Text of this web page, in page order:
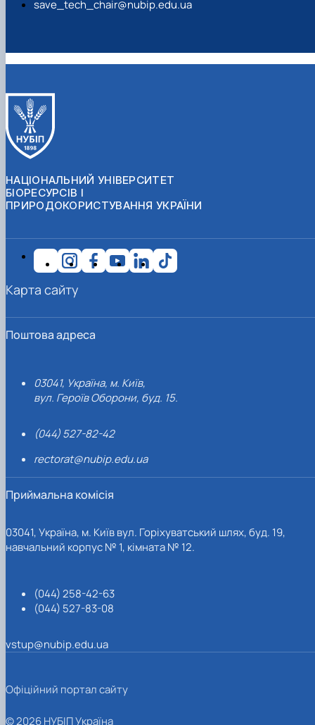
save_tech_chair@nubip.edu.ua
НАЦІОНАЛЬНИЙ УНІВЕРСИТЕТ
БІОРЕСУРСІВ І
ПРИРОДОКОРИСТУВАННЯ УКРАЇНИ
Поштова адреса
03041, Україна, м. Київ,
вул. Героїв Оборони, буд. 15.
(044) 527-82-42
rectorat@nubip.edu.ua
Приймальна комісія
03041, Україна, м. Київ вул. Горіхуватський шлях, буд. 19,
навчальний корпус № 1, кімната № 12.
(044) 258-42-63
(044) 527-83-08
vstup@nubip.edu.ua
Карта сайту
Офіційний портал сайту
© 2026 НУБІП Україна